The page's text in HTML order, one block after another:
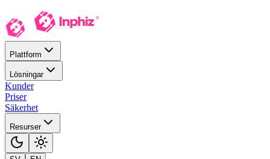
Plattform
Lösningar
Kunder
Priser
Säkerhet
Resurser